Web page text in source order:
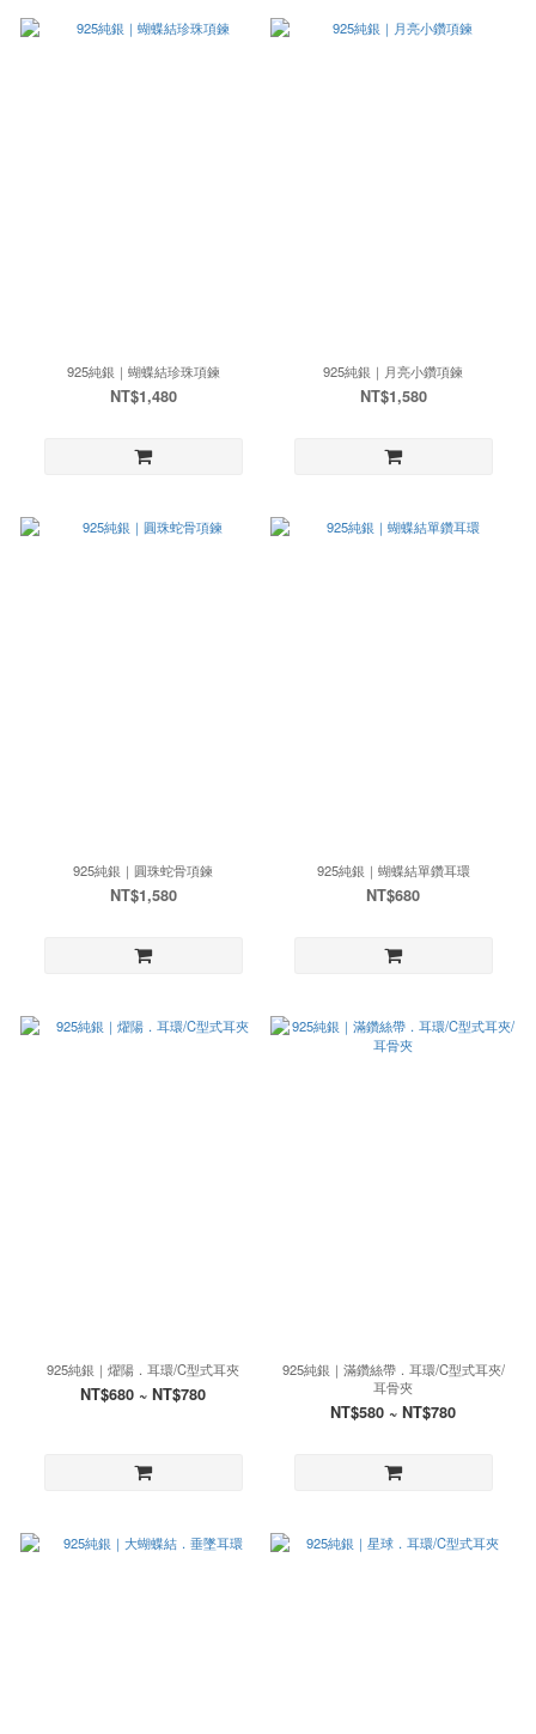
925純銀｜蝴蝶結珍珠項鍊
NT$1,480
925純銀｜月亮小鑽項鍊
NT$1,580
925純銀｜圓珠蛇骨項鍊
NT$1,580
925純銀｜蝴蝶結單鑽耳環
NT$680
925純銀｜燿陽．耳環/C型式耳夾
NT$680 ~ NT$780
925純銀｜滿鑽絲帶．耳環/C型式耳夾/
耳骨夾
NT$580 ~ NT$780